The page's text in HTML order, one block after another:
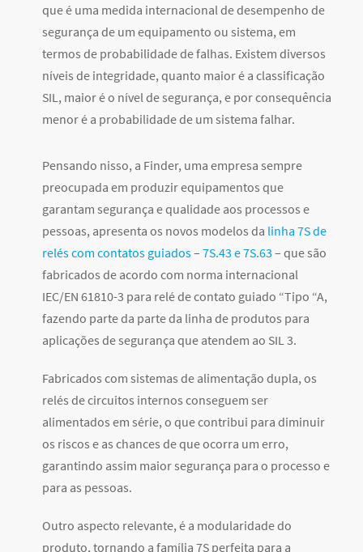
que é uma medida internacional de desempenho de
segurança de um equipamento ou sistema, em
termos de probabilidade de falhas. Existem diversos
níveis de integridade, quanto maior é a classificação
SIL, maior é o nível de segurança, e por consequência
menor é a probabilidade de um sistema falhar.
Pensando nisso, a Finder, uma empresa sempre
preocupada em produzir equipamentos que
garantam segurança e qualidade aos processos e
pessoas, apresenta os novos modelos da linha 7S de
relés com contatos guiados– 7S.43 e 7S.63 – que são
fabricados de acordo com norma internacional
IEC/EN 61810-3 para relé de contato guiado “Tipo “A,
fazendo parte da parte da linha de produtos para
aplicações de segurança que atendem ao SIL 3.
Fabricados com sistemas de alimentação dupla, os
relés de circuitos internos conseguem ser
alimentados em série, o que contribui para diminuir
os riscos e as chances de que ocorra um erro,
garantindo assim maior segurança para o processo e
para as pessoas.
Outro aspecto relevante, é a modularidade do
produto, tornando a família 7S perfeita para a